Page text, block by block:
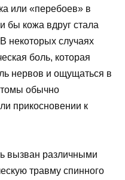
или «перебоев» в
бы кожа вдруг стала
некоторых случаях
боль, которая
нервов и ощущаться в
обычно
прикосновении к
вызван различными
травму спинного